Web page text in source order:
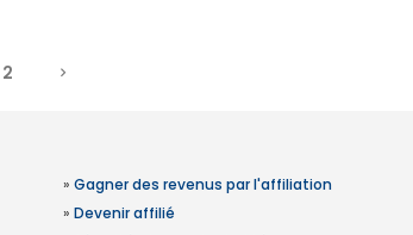
2
» Gagner des revenus par l'affiliation
» Devenir affilié